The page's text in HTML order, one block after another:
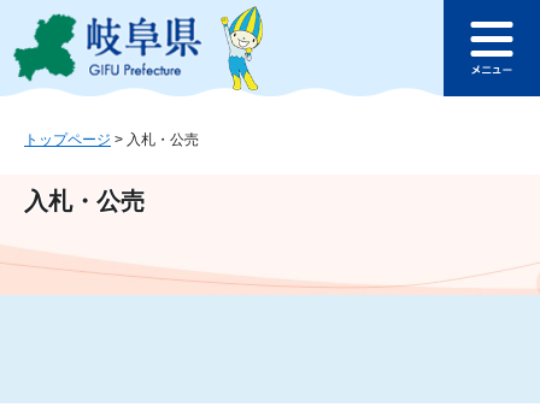
ジ
ュ
文
このページの本文へ
ュ
トップページ > 入札・公売
入札・公売